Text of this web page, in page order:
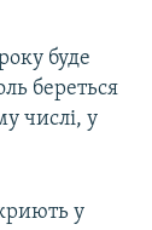
буде
береться
числі, у
у